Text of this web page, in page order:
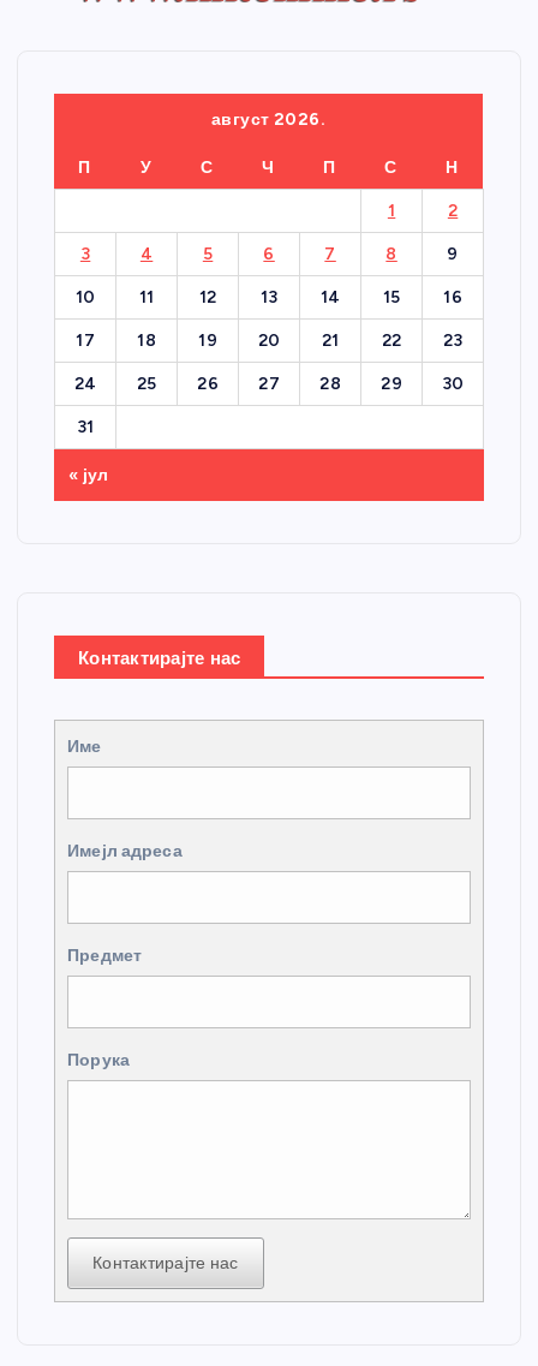
август 2026.
П У С Ч П С Н
1 2
3 4 5 6 7 8 9
10 11 12 13 14 15 16
17 18 19 20 21 22 23
24 25 26 27 28 29 30
31
« јул
Контактирајте нас
Име
Имејл адреса
Предмет
Порука
Контактирајте нас